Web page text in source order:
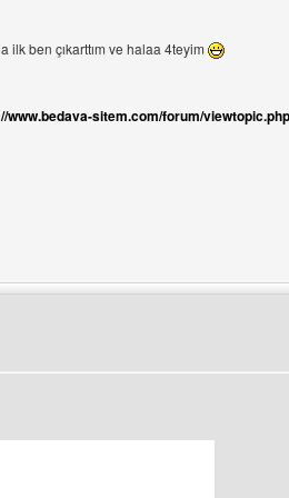
ilk ben çıkarttım ve halaa 4teyim
www.bedava-sitem.com/forum/